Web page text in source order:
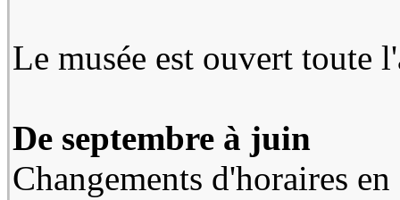
Le musée est ouvert toute
De septembre à juin
Changements d'horaires